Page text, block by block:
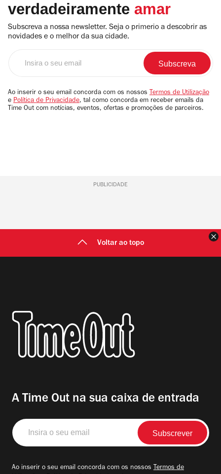
verdadeiramente amar
Subscreva a nossa newsletter. Seja o primerio a descobrir as
novidades e o melhor da sua cidade.
email
Ao inserir o seu email concorda com os nossos Termos de Utilização
e Política de Privacidade, tal como concorda em receber emails da
Time Out com notícias, eventos, ofertas e promoções de parceiros.
PUBLICIDADE
Voltar ao topo
A Time Out na sua caixa de entrada
Insira
o
seu
Ao inserir o seu email concorda com os nossos Termos de